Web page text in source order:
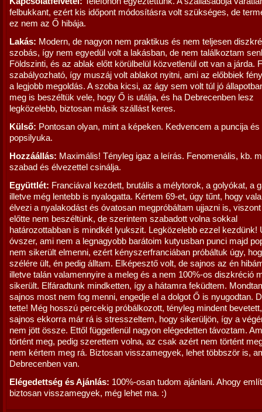
felbukkant, ezért kis időpont módosításra volt szükséges, de
ez nem az Ő hibája.
Lakás: Modern, de nagyon nem praktikus és nem teljesen
szobás, így nem egyedül volt a lakásban, de nem találkoztam
Földszinti, és az ablak előtt körülbelül közvetlenül ott van a járda.
szabályozható, így muszáj volt ablakot nyitni, ami az előbbiek
a legjobb megoldás. A szoba kicsi, az ágy sem volt túl jó
meg is beszéltük vele, hogy Ő is utálja, és ha Debrecenben lesz
legközelebb, biztosan másik szállást keres.
Külső: Pontosan olyan, mint a képeken. Kedvencem a puncija és
popsilyuka.
Hozzáállás: Maximális! Tényleg igaz a leírás. Fenomenális, kb.
szabad és élvezettel csinálja.
Együttlét: Franciával kezdett, brutális a mélytorok, a golyókat, a
illetve még lentebb is nyalogatta. Kértem 69-et, úgy tűnt, hogy
élvezi a nyalakodást és óvatosan megpróbáltam ujjazni is,
előtte nem beszéltünk, de szerintem szabadott volna sokkal
határozottabban is mindkét lyukszit. Legközelebb ezzel kezdünk!
óvszer, ami nem a legnagyobb barátoim kutyusban punci majd
nem sikerült elmenni, ezért kényszerfranciában próbáltuk úgy,
szélére ült, én pedig álltam. Elképesztő volt, de sajnos az én
illetve talán valamennyire a meleg és a nem 100%-os diszkréció
sikerült. Elfáradtunk mindketten, így a hátamra feküdtem.
sajnos most nem fog menni, engedje el a dolgot Ő is nyugodtan.
tette! Még hosszú percekig próbálkozott, tényleg mindent
sajnos ekkorra már rá is stresszeltem, hogy sikerüljön, így a
nem jött össze. Ettől függetlenül nagyon elégedetten távoztam.
történt meg, pedig szerettem volna, az csak azért nem történt
nem kértem meg rá. Biztosan visszamegyek, lehet többször is,
Debrecenben van.
Elégedettség és Ajánlás: 100%-osan tudom ajánlani. Ahogy
biztosan visszamegyek, még lehet ma. :)